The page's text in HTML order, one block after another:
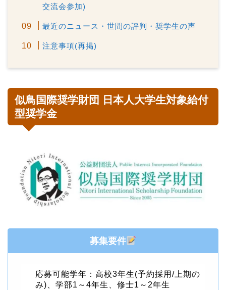
交流会参加)
最近のニュース・世間の評判・奨学生の声
注意事項(再掲)
似鳥国際奨学財団 日本人大学生対象給付
型奨学金
募集要件
応募可能学年：高校3年生(予約採用/上期の
み)、学部1～4年生、修士1～2年生